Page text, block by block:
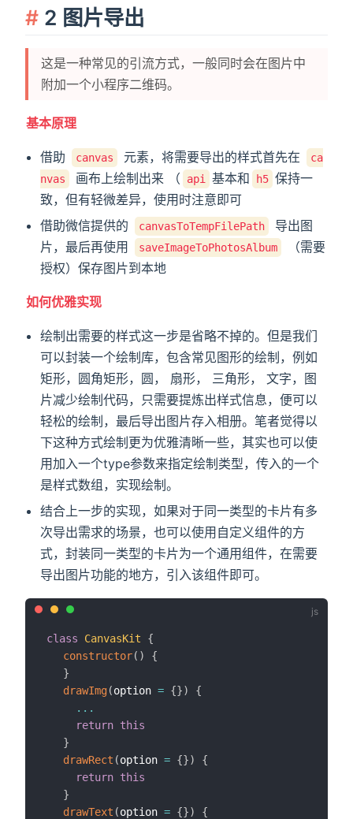
2 图片导出
这是一种常见的引流方式，一般同时会在图片中
附加一个小程序二维码。
基本原理
借助 canvas 元素，将需要导出的样式首先在
ca
nvas
画布上绘制出来 （ api 基本和 h5 保持一
致，但有轻微差异，使用时注意即可
借助微信提供的
canvasToTempFilePath
导出图
片，最后再使用
saveImageToPhotosAlbum
（需要
授权）保存图片到本地
如何优雅实现
绘制出需要的样式这一步是省略不掉的。但是我们
可以封装一个绘制库，包含常见图形的绘制，例如
矩形，圆角矩形，圆， 扇形， 三角形， 文字，图
片减少绘制代码，只需要提炼出样式信息，便可以
轻松的绘制，最后导出图片存入相册。笔者觉得以
下这种方式绘制更为优雅清晰一些，其实也可以使
用加入一个type参数来指定绘制类型，传入的一个
是样式数组，实现绘制。
结合上一步的实现，如果对于同一类型的卡片有多
次导出需求的场景，也可以使用自定义组件的方
式，封装同一类型的卡片为一个通用组件，在需要
导出图片功能的地方，引入该组件即可。
class CanvasKit
{
constructor( )
{
}
drawImg(option = {})
{
...
return this
}
drawRect (option = {})
{
return this
}
drawText (option = {})
{